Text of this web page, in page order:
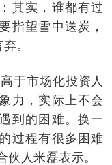
其实，谁都有过
指望雪中送炭，
。
于市场化投资人
力，实际上不会
到的困难。换一
过程有很多困难
人米磊表示。